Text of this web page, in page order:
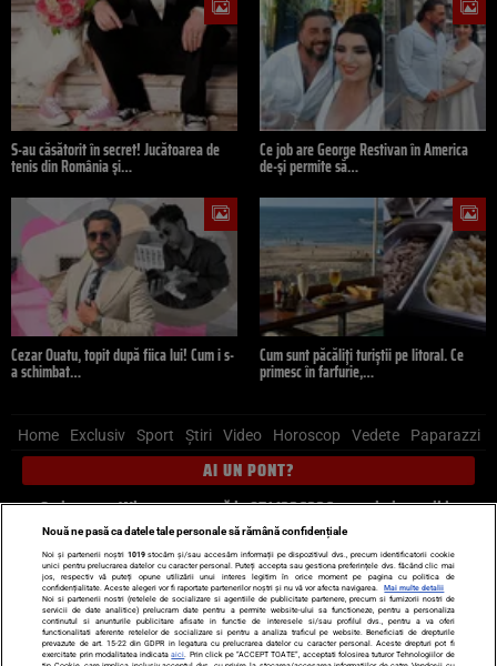
S-au căsătorit în secret! Jucătoarea de
tenis din România și…
Ce job are George Restivan în America
de-și permite să…
Cezar Ouatu, topit după fiica lui! Cum i s-
a schimbat…
Cum sunt păcăliți turiștii pe litoral. Ce
primesc în farfurie,…
Home Exclusiv Sport Știri Video Horoscop Vedete Paparazzi
AI UN PONT?
Scrie-ne pe Whatsapp, sună la 0741226226 sau trimite mail la
pont@cancan.ro
Știri interne Știri externe
Politică
Ultimele stiri
Diete Insula Iubirii Dictionar de vise
LIFE STYLE
Horoscop
Nouă ne pasă ca datele tale personale să rămână confidențiale
Noi și partenerii noștri 1019stocăm și/sau accesăm informații pe dispozitivul dvs., precum identificatorii cookie
unici pentru prelucrarea datelor cu caracter personal. Puteți accepta sau gestiona preferințele dvs. făcând clic mai
jos, respectiv vă puteți opune utilizării unui interes legitim în orice moment pe pagina cu politica de
confidențialitate. Aceste alegeri vor fi raportate partenerilor noștri și nu vă vor afecta navigarea.
Mai multe detalii
Noi si partenerii nostri (retelele de socializare si agentiile de publicitate partenere, precum si furnizorii nostri de
servicii de date analitice) prelucram date pentru a permite website-ului sa functioneze, pentru a personaliza
continutul si anunturile publicitare afisate in functie de interesele si/sau profilul dvs., pentru a va oferi
functionalitati aferente retelelor de socializare si pentru a analiza traficul pe website. Beneficiati de drepturile
prevazute de art. 15-22 din GDPR in legatura cu prelucrarea datelor cu caracter personal. Aceste drepturi pot fi
exercitate prin modalitatea indicataaici . Prin click pe “ACCEPT TOATE”, acceptati folosirea tuturor Tehnologiilor de